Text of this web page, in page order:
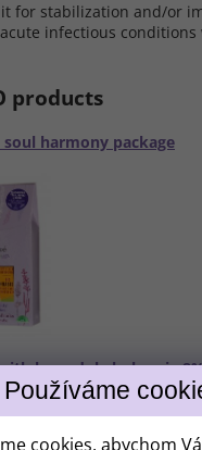
cookies, abychom
for stabilization and/or
infectious conditions
products
harmony package
lavandula bohemia